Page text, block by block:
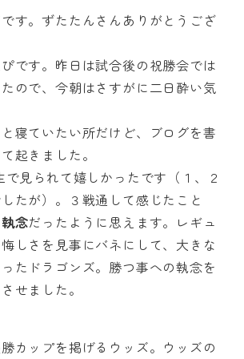
す。ずたたんさんありがとうござ
です。昨日は試合後の祝勝会では
ので、今朝はさすがに二日酔い気
寝ていたい所だけど、ブログを書
起きました。
で見られて嬉しかったです（１、２
たが）。３戦通して感じたこと
念だったように思えます。レギュ
しさを見事にバネにして、大きな
たドラゴンズ。勝つ事への執念を
せました。
カップを掲げるウッズ。ウッズの